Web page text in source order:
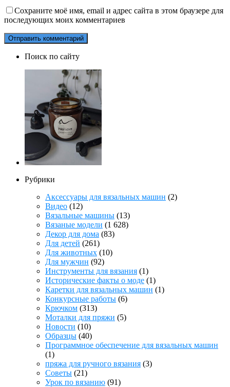
Сохраните моё имя, email и адрес сайта в этом браузере для
последующих моих комментариев
Поиск по сайту
Рубрики
Аксессуары для вязальных машин (2)
Видео (12)
Вязальные машины (13)
Вязаные модели (1 628)
Декор для дома (83)
Для детей (261)
Для животных (10)
Для мужчин (92)
Инструменты для вязания (1)
Исторические факты о моде (1)
Каретки для вязальных машин (1)
Конкурсные работы (6)
Крючком (313)
Моталки для пряжи (5)
Новости (10)
Образцы (40)
Программное обеспечение для вязальных машин
(1)
пряжа для ручного вязания (3)
Советы (21)
Урок по вязанию (91)